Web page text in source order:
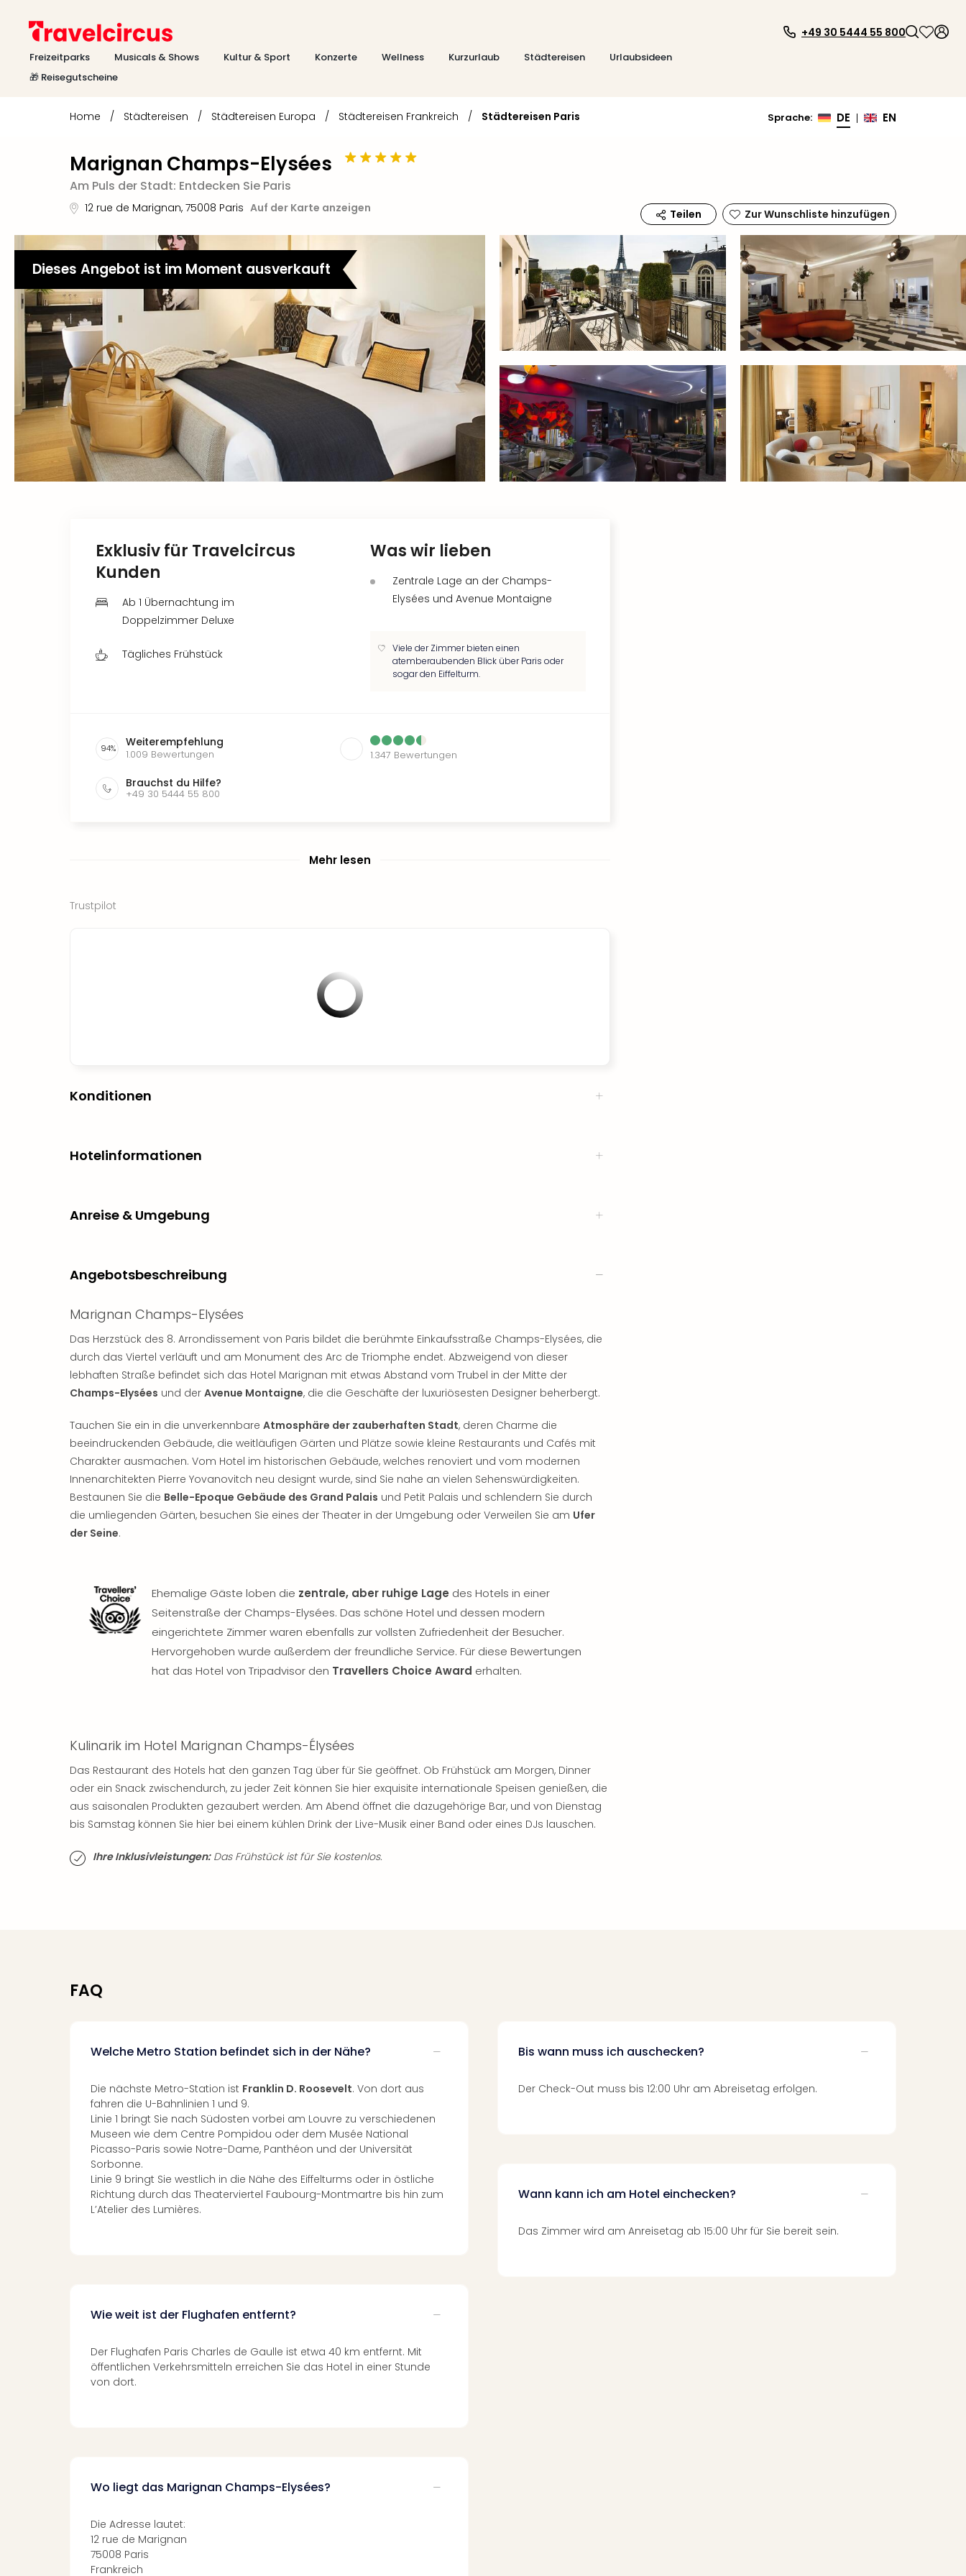
Freizeitparks Musicals & Shows Kultur & Sport Konzerte Wellness Kurzurlaub Städtereisen
Urlaubsideen
🎁 Reisegutscheine
+49 30 5444 55 800
Home / Städtereisen / Städtereisen Europa / Städtereisen Frankreich / Städtereisen Paris Sprache: DE | EN
Marignan Champs-Elysées
Am Puls der Stadt: Entdecken Sie Paris
12 rue de Marignan, 75008 Paris Auf der Karte anzeigen Teilen Zur Wunschliste hinzufügen
Dieses Angebot ist im Moment ausverkauft
Exklusiv für Travelcircus
Kunden
Ab 1 Übernachtung im
Doppelzimmer Deluxe
Tägliches Frühstück
Was wir lieben
Zentrale Lage an der Champs-
Elysées und Avenue Montaigne
Viele der Zimmer bieten einen
atemberaubenden Blick über Paris oder
sogar den Eiffelturm.
94% Weiterempfehlung
1.009 Bewertungen 1.347 Bewertungen
Brauchst du Hilfe?
+49 30 5444 55 800
Mehr lesen
Trustpilot
Konditionen
Hotelinformationen
Anreise & Umgebung
Angebotsbeschreibung
Marignan Champs-Elysées
Das Herzstück des 8. Arrondissement von Paris bildet die berühmte Einkaufsstraße Champs-Elysées, die
durch das Viertel verläuft und am Monument des Arc de Triomphe endet. Abzweigend von dieser
lebhaften Straße befindet sich das Hotel Marignan mit etwas Abstand vom Trubel in der Mitte der
Champs-Elysées und der Avenue Montaigne, die die Geschäfte der luxuriösesten Designer beherbergt.
Tauchen Sie ein in die unverkennbare Atmosphäre der zauberhaften Stadt, deren Charme die
beeindruckenden Gebäude, die weitläufigen Gärten und Plätze sowie kleine Restaurants und Cafés mit
Charakter ausmachen. Vom Hotel im historischen Gebäude, welches renoviert und vom modernen
Innenarchitekten Pierre Yovanovitch neu designt wurde, sind Sie nahe an vielen Sehenswürdigkeiten.
Bestaunen Sie die Belle-Epoque Gebäude des Grand Palais und Petit Palais und schlendern Sie durch
die umliegenden Gärten, besuchen Sie eines der Theater in der Umgebung oder Verweilen Sie am Ufer
der Seine.
Ehemalige Gäste loben die zentrale, aber ruhige Lage des Hotels in einer
Seitenstraße der Champs-Elysées. Das schöne Hotel und dessen modern
eingerichtete Zimmer waren ebenfalls zur vollsten Zufriedenheit der Besucher.
Hervorgehoben wurde außerdem der freundliche Service. Für diese Bewertungen
hat das Hotel von Tripadvisor den Travellers Choice Award erhalten.
Kulinarik im Hotel Marignan Champs-Élysées
Das Restaurant des Hotels hat den ganzen Tag über für Sie geöffnet. Ob Frühstück am Morgen, Dinner
oder ein Snack zwischendurch, zu jeder Zeit können Sie hier exquisite internationale Speisen genießen, die
aus saisonalen Produkten gezaubert werden. Am Abend öffnet die dazugehörige Bar, und von Dienstag
bis Samstag können Sie hier bei einem kühlen Drink der Live-Musik einer Band oder eines DJs lauschen.
Ihre Inklusivleistungen:Das Frühstück ist für Sie kostenlos.
FAQ
Welche Metro Station befindet sich in der Nähe?
Die nächste Metro-Station ist Franklin D. Roosevelt. Von dort aus
fahren die U-Bahnlinien 1 und 9.
Linie 1 bringt Sie nach Südosten vorbei am Louvre zu verschiedenen
Museen wie dem Centre Pompidou oder dem Musée National
Picasso-Paris sowie Notre-Dame, Panthéon und der Universität
Sorbonne.
Linie 9 bringt Sie westlich in die Nähe des Eiffelturms oder in östliche
Richtung durch das Theaterviertel Faubourg-Montmartre bis hin zum
L’Atelier des Lumières.
Wie weit ist der Flughafen entfernt?
Der Flughafen Paris Charles de Gaulle ist etwa 40 km entfernt. Mit
öffentlichen Verkehrsmitteln erreichen Sie das Hotel in einer Stunde
von dort.
Wo liegt das Marignan Champs-Elysées?
Die Adresse lautet:
12 rue de Marignan
75008 Paris
Frankreich
Bis wann muss ich auschecken?
Der Check-Out muss bis 12:00 Uhr am Abreisetag erfolgen.
Wann kann ich am Hotel einchecken?
Das Zimmer wird am Anreisetag ab 15:00 Uhr für Sie bereit sein.